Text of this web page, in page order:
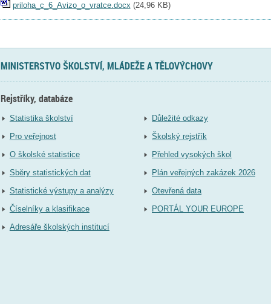
priloha_c_6_Avizo_o_vratce.docx (24,96 KB)
MINISTERSTVO ŠKOLSTVÍ, MLÁDEŽE A TĚLOVÝCHOVY
Rejstříky, databáze
Statistika školství
Pro veřejnost
O školské statistice
Sběry statistických dat
Statistické výstupy a analýzy
Číselníky a klasifikace
Adresáře školských institucí
Důležité odkazy
Školský rejstřík
Přehled vysokých škol
Plán veřejných zakázek 2026
Otevřená data
PORTÁL YOUR EUROPE